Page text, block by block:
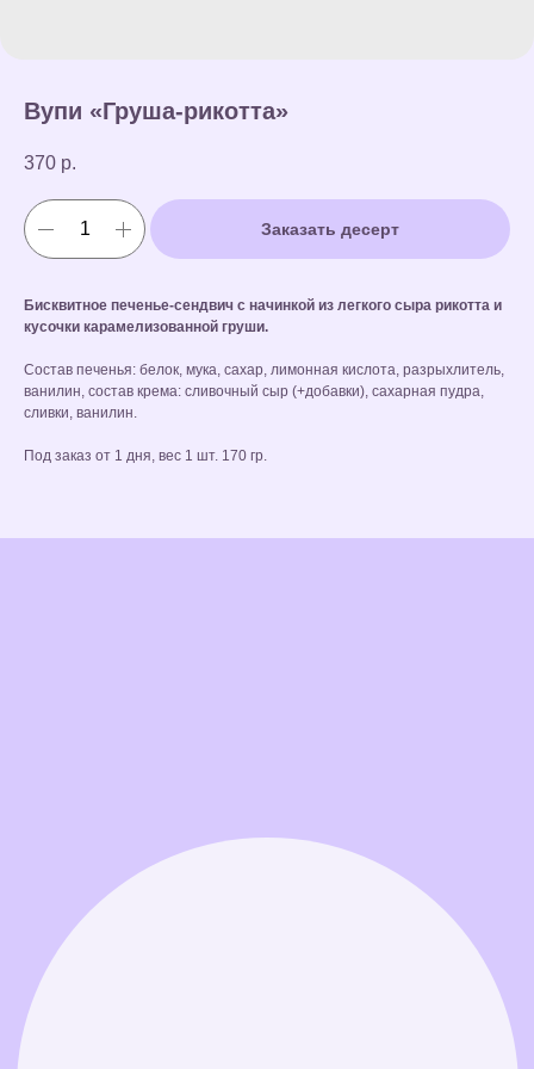
Вупи «Груша-рикотта»
370 р.
Заказать десерт
Бисквитное печенье-сендвич с начинкой из легкого сыра рикотта и
кусочки карамелизованной груши.
Состав печенья: белок, мука, сахар, лимонная кислота, разрыхлитель,
ванилин, состав крема: сливочный сыр (+добавки), сахарная пудра,
сливки, ванилин.
Под заказ от 1 дня, вес 1 шт. 170 гр.